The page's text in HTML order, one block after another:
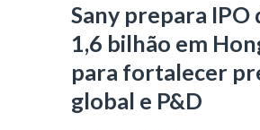
Sany prepara IPO
1,6 bilhão em
para fortalecer
global e P&D